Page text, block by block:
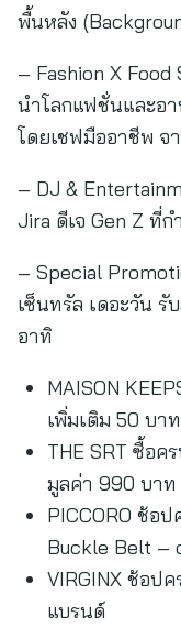
พื้นหลัง
– Fashion X
นำโลกแฟชั่นและอา
โดยเชฟมืออาชีพ จ
– DJ &
Jira ดีเจ Gen Z ที่ก
– Special
เซ็นทรัล เดอะวัน รั
อาทิ
MAISON
เพิ่มเติม 50 บาท
THE SRT ซื้อค
มูลค่า 990 บาท
PICCORO ช้อ
Buckle Belt –
VIRGINX ช้อป
แบรนด์